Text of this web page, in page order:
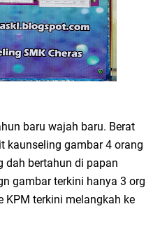
baru wajah baru. Berat
kaunseling gambar 4 orang
dah bertahun di papan
gambar terkini hanya 3 org
KPM terkini melangkah ke